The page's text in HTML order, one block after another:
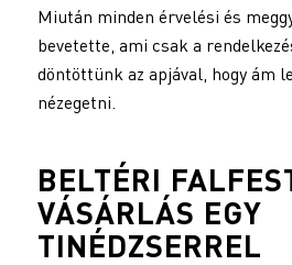
Miután minden érvelési és
bevetette, ami csak a
döntöttünk az apjával, hogy ám
nézegetni.
BELTÉRI
VÁSÁRLÁS EGY
TINÉDZSERREL